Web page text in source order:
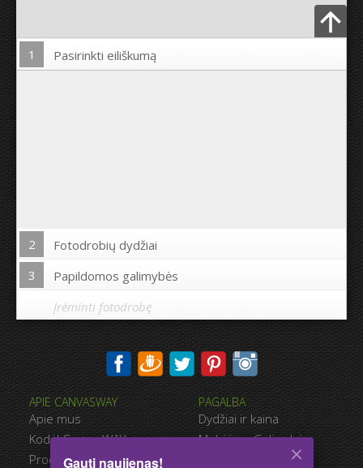
Įkelti nuotrauką
1 Pasirinkti eiliškumą
2
Fotodrobių dydžiai
3
Papildomos galimybės
Spausdinti nuotrauką drobės kraštuose:
Ne
Atstumas tarp nuotraukų:
Įrėminti fotodrobę
APIE CANVASWAY
Apie mus
Kodėl CanvasWAY
Produkto Kokybė
PAGALBA
Dydžiai ir kaina
Mokėjimo Galimybės
Gauti naujienas!